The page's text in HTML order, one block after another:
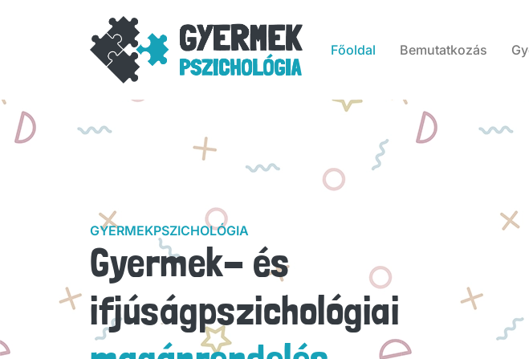
Főoldal Bemutatkozás
GYERMEKPSZICHOLÓGIA
Gyermek- és
ifjúságpszichológiai